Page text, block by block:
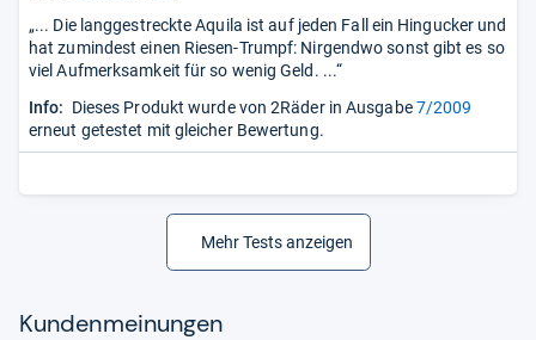
„... Die langgestreckte Aquila ist auf jeden Fall ein Hingucker und
hat zumindest einen Riesen-Trumpf: Nirgendwo sonst gibt es so
viel Aufmerksamkeit für so wenig Geld. ...“
Info: Dieses Produkt wurde von 2Räder in Ausgabe7/2009
erneut getestet mit gleicher Bewertung.
Mehr Tests anzeigen
Kun­den­mei­nun­gen